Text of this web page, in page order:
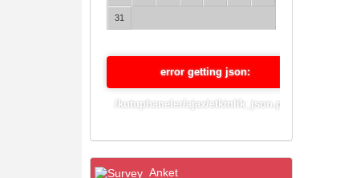
31
error getting json:
/kutuphaneler/ajax/etkinlik_json.php
Anket